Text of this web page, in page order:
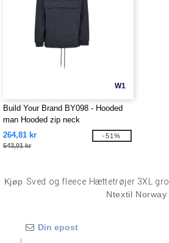
W1
Build Your Brand BY098 - Hooded
man Hooded zip neck
264,81 kr
543,01 kr
-51%
Kjøp Sved og fleece Hættetrøjer 3XL
Ntextil Norway